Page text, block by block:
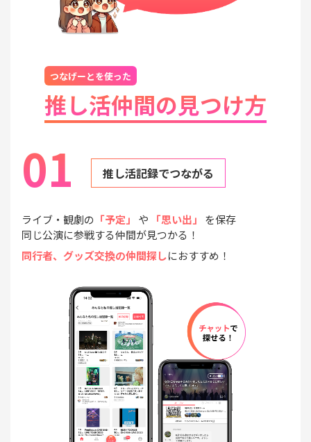
つなげーとを使った
推し活仲間の見つけ方
01 推し活記録でつながる
ライブ・観劇の 「予定」 や 「思い出」
を保存
同じ公演に参戦する仲間が見つかる！
同行者、グッズ交換の仲間探しにおすすめ！